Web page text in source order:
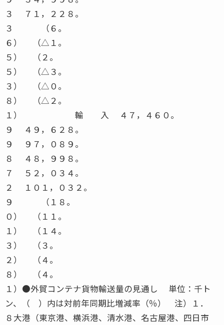
３ ７１，２２８。
３ （６。
６） （△１。
５） （２。
５） （△３。
３） （△０。
８） （△２。
１） 輸 入 ４７，４６０。
９ ４９，６２８。
９ ９７，０８９。
８ ４８，９９８。
７ ５２，０３４。
２ １０１，０３２。
９ （１８。
０） （１１。
１） （１４。
３） （３。
２） （４。
８） （４。
１）●外貿コンテナ貨物輸送量の見通し 単位：千ト
ン、（ ）内は対前年同期比増減率（％） 注）１．
８大港（東京港、横浜港、清水港、名古屋港、四日市